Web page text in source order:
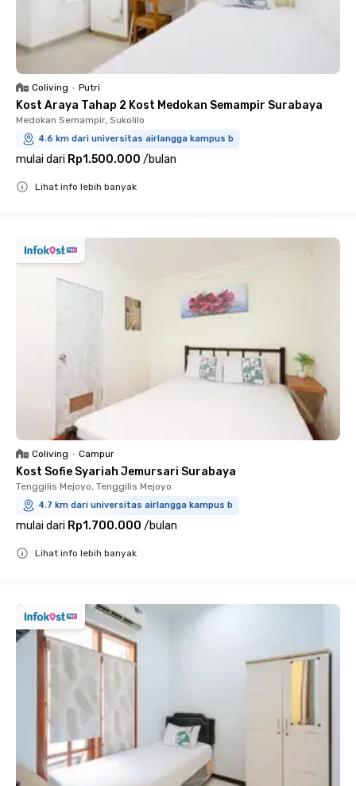
Coliving • Putri
Kost Araya Tahap 2 Kost Medokan Semampir Surabaya
Medokan Semampir, Sukolilo
4.6 km dari universitas airlangga kampus b
mulai dari Rp1.500.000 /bulan
Lihat info lebih banyak
Coliving • Campur
Kost Sofie Syariah Jemursari Surabaya
Tenggilis Mejoyo, Tenggilis Mejoyo
4.7 km dari universitas airlangga kampus b
mulai dari Rp1.700.000 /bulan
Lihat info lebih banyak